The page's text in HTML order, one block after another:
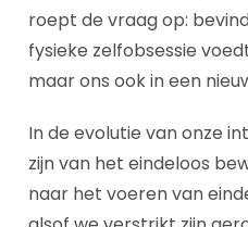
roept de vraag op:
fysieke zelfobsessie
maar ons ook in een
In de evolutie van onze
zijn van het eindeloos
naar het voeren van